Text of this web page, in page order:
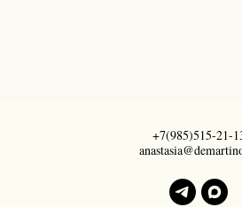
+7(985)515-21-